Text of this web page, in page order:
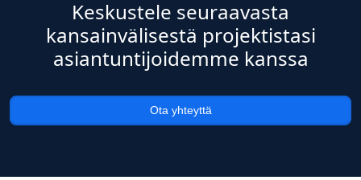
Keskustele seuraavasta
kansainvälisestä projektistasi
asiantuntijoidemme kanssa
Ota yhteyttä